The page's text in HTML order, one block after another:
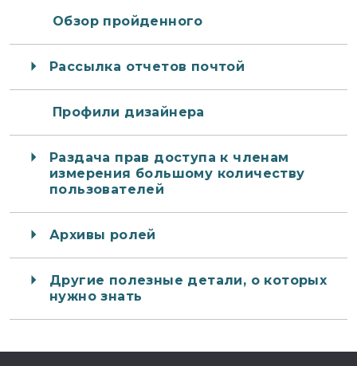
Обзор пройденного
Рассылка отчетов почтой
Профили дизайнера
Раздача прав доступа к членам
измерения большому количеству
пользователей
Архивы ролей
Другие полезные детали, о которых
нужно знать